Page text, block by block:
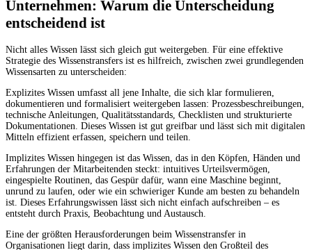
Unternehmen: Warum die Unterscheidung
entscheidend ist
Nicht alles Wissen lässt sich gleich gut weitergeben. Für eine effektive
Strategie des Wissenstransfers ist es hilfreich, zwischen zwei grundlegenden
Wissensarten zu unterscheiden:
Explizites Wissen umfasst all jene Inhalte, die sich klar formulieren,
dokumentieren und formalisiert weitergeben lassen: Prozessbeschreibungen,
technische Anleitungen, Qualitätsstandards, Checklisten und strukturierte
Dokumentationen. Dieses Wissen ist gut greifbar und lässt sich mit digitalen
Mitteln effizient erfassen, speichern und teilen.
Implizites Wissen hingegen ist das Wissen, das in den Köpfen, Händen und
Erfahrungen der Mitarbeitenden steckt: intuitives Urteilsvermögen,
eingespielte Routinen, das Gespür dafür, wann eine Maschine beginnt,
unrund zu laufen, oder wie ein schwieriger Kunde am besten zu behandeln
ist. Dieses Erfahrungswissen lässt sich nicht einfach aufschreiben – es
entsteht durch Praxis, Beobachtung und Austausch.
Eine der größten Herausforderungen beim Wissenstransfer in
Organisationen liegt darin, dass implizites Wissen den Großteil des